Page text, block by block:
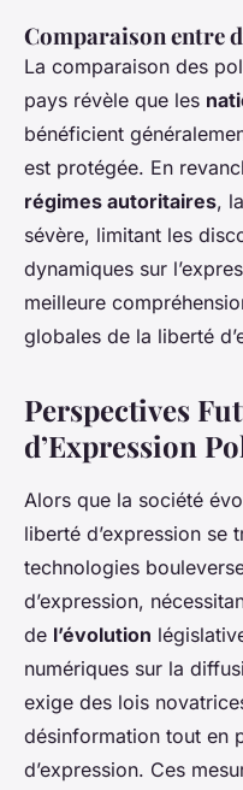
Comparaison entre
La comparaison des
pays révèle que les
bénéficient
est protégée. En
régimes autoritaires,
sévère, limitant les
dynamiques sur
meilleure
globales de la liberté
Perspectives
d’Expression
Alors que la société
liberté d’expression se
technologies
d’expression,
de l’évolution
numériques sur la
exige des lois
désinformation tout en
d’expression. Ces